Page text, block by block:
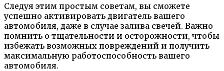
Следуя этим простым советам, вы сможете
успешно активировать двигатель вашего
автомобиля, даже в случае залива свечей. Важно
помнить о тщательности и осторожности, чтобы
избежать возможных повреждений и получить
максимальную работоспособность вашего
автомобиля.